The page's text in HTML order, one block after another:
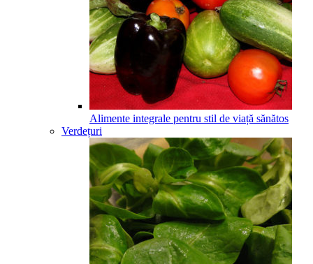
Alimente integrale pentru stil de viață sănătos
Verdețuri